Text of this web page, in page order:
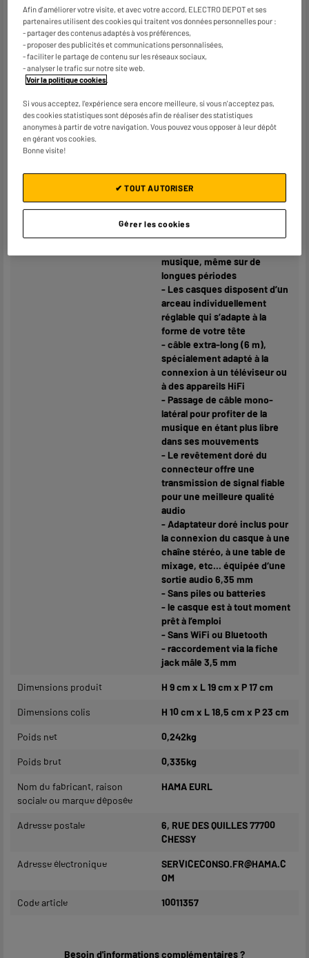
Connectiques
Jack 3,52mm mâle/Jack
6,35mm mâle
Coloris Noir
Caractéristiques
souhaités de sorte que vous
puissiez profiter de votre
bruits extérieurs
- Réglage individuel du
volume en continu
musique, même sur de
longues périodes
- Les casques disposent d’un
arceau individuellement
réglable qui s’adapte à la
forme de votre tête
- câble extra-long (6 m),
spécialement adapté à la
connexion à un téléviseur ou
à des appareils HiFi
- Passage de câble mono-
latéral pour profiter de la
musique en étant plus libre
dans ses mouvements
- Le revêtement doré du
connecteur offre une
transmission de signal fiable
pour une meilleure qualité
audio
- Adaptateur doré inclus pour
la connexion du casque à une
chaîne stéréo, à une table de
mixage, etc... équipée d‘une
sortie audio 6,35 mm
- Sans piles ou batteries
- le casque est à tout moment
prêt à l’emploi
- Sans WiFi ou Bluetooth
- raccordement via la fiche
jack mâle 3,5 mm
Dimensions produit H 9 cm x L 19 cm x P 17 cm
Dimensions colis H 10 cm x L 18,5 cm x P 23 cm
Poids net 0,242kg
Poids brut 0,335kg
Nom du fabricant, raison
sociale ou marque déposée
HAMA EURL
Adresse postale
6, RUE DES QUILLES 77700
CHESSY
Adresse électronique
SERVICECONSO.FR@HAMA.C
OM
Code article 10011357
Besoin d'informations complémentaires ?
Afin d'améliorer votre visite, et avec votre accord, ELECTRO DEPOT et ses
partenaires utilisent des cookies qui traitent vos données personnelles pour :
- partager des contenus adaptés à vos préférences,
- proposer des publicités et communications personnalisées,
- faciliter le partage de contenu sur les réseaux sociaux,
- analyser le trafic sur notre site web.
Voir la politique cookies.
Si vous acceptez, l'expérience sera encore meilleure, si vous n'acceptez pas,
des cookies statistiques sont déposés afin de réaliser des statistiques
anonymes à partir de votre navigation. Vous pouvez vous opposer à leur dépôt
en gérant vos cookies.
Bonne visite!
Gérer les cookies
✔ TOUT AUTORISER